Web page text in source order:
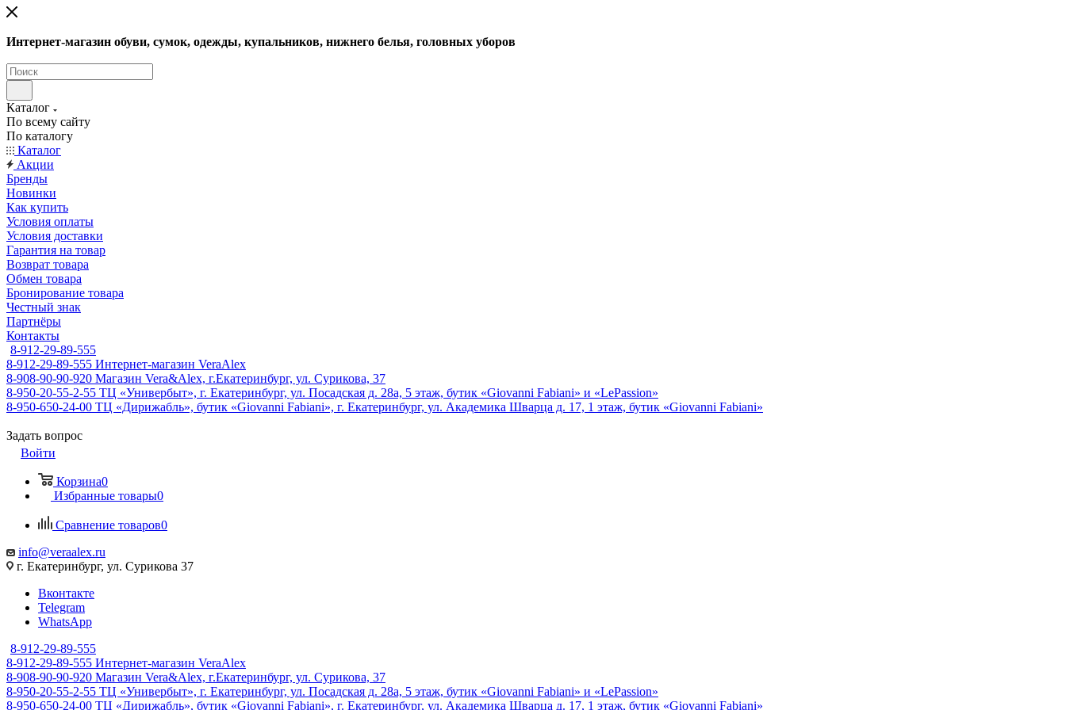
Интернет-магазин обуви, сумок, одежды, купальников, нижнего белья, головных уборов
Каталог
По всему сайту
По каталогу
Каталог
Акции
Бренды
Новинки
Как купить
Условия оплаты
Условия доставки
Гарантия на товар
Возврат товара
Обмен товара
Бронирование товара
Честный знак
Партнёры
Контакты
8-912-29-89-555
8-912-29-89-555 Интернет-магазин VeraAlex
8-908-90-90-920 Магазин Vera&Alex, г.Екатеринбург, ул. Сурикова, 37
8-950-20-55-2-55 ТЦ «Универбыт», г. Екатеринбург, ул. Посадская д. 28а, 5 этаж, бутик «Giovanni Fabiani» и «LePassion»
8-950-650-24-00 ТЦ «Дирижабль», бутик «Giovanni Fabiani», г. Екатеринбург, ул. Академика Шварца д. 17, 1 этаж, бутик «Giovanni Fabiani»
Задать вопрос
Войти
Корзина0
Избранные товары0
Сравнение товаров0
info@veraalex.ru
г. Екатеринбург, ул. Сурикова 37
Вконтакте
Telegram
WhatsApp
8-912-29-89-555
8-912-29-89-555 Интернет-магазин VeraAlex
8-908-90-90-920 Магазин Vera&Alex, г.Екатеринбург, ул. Сурикова, 37
8-950-20-55-2-55 ТЦ «Универбыт», г. Екатеринбург, ул. Посадская д. 28а, 5 этаж, бутик «Giovanni Fabiani» и «LePassion»
8-950-650-24-00 ТЦ «Дирижабль», бутик «Giovanni Fabiani», г. Екатеринбург, ул. Академика Шварца д. 17, 1 этаж, бутик «Giovanni Fabiani»